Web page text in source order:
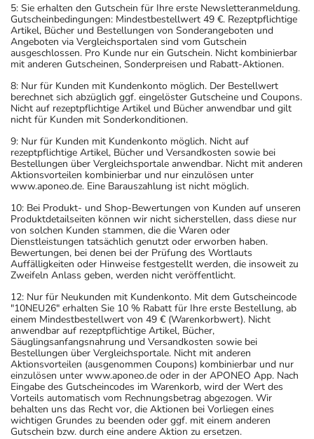
5: Sie erhalten den Gutschein für Ihre erste Newsletteranmeldung.
Gutscheinbedingungen: Mindestbestellwert 49 €. Rezeptpflichtige
Artikel, Bücher und Bestellungen von Sonderangeboten und
Angeboten via Vergleichsportalen sind vom Gutschein
ausgeschlossen. Pro Kunde nur ein Gutschein. Nicht kombinierbar
mit anderen Gutscheinen, Sonderpreisen und Rabatt-Aktionen.
8: Nur für Kunden mit Kundenkonto möglich. Der Bestellwert
berechnet sich abzüglich ggf. eingelöster Gutscheine und Coupons.
Nicht auf rezeptpflichtige Artikel und Bücher anwendbar und gilt
nicht für Kunden mit Sonderkonditionen.
9: Nur für Kunden mit Kundenkonto möglich. Nicht auf
rezeptpflichtige Artikel, Bücher und Versandkosten sowie bei
Bestellungen über Vergleichsportale anwendbar. Nicht mit anderen
Aktionsvorteilen kombinierbar und nur einzulösen unter
www.aponeo.de. Eine Barauszahlung ist nicht möglich.
10: Bei Produkt- und Shop-Bewertungen von Kunden auf unseren
Produktdetailseiten können wir nicht sicherstellen, dass diese nur
von solchen Kunden stammen, die die Waren oder
Dienstleistungen tatsächlich genutzt oder erworben haben.
Bewertungen, bei denen bei der Prüfung des Wortlauts
Auffälligkeiten oder Hinweise festgestellt werden, die insoweit zu
Zweifeln Anlass geben, werden nicht veröffentlicht.
12: Nur für Neukunden mit Kundenkonto. Mit dem Gutscheincode
"10NEU26" erhalten Sie 10 % Rabatt für Ihre erste Bestellung, ab
einem Mindestbestellwert von 49 € (Warenkorbwert). Nicht
anwendbar auf rezeptpflichtige Artikel, Bücher,
Säuglingsanfangsnahrung und Versandkosten sowie bei
Bestellungen über Vergleichsportale. Nicht mit anderen
Aktionsvorteilen (ausgenommen Coupons) kombinierbar und nur
einzulösen unter www.aponeo.de oder in der APONEO App. Nach
Eingabe des Gutscheincodes im Warenkorb, wird der Wert des
Vorteils automatisch vom Rechnungsbetrag abgezogen. Wir
behalten uns das Recht vor, die Aktionen bei Vorliegen eines
wichtigen Grundes zu beenden oder ggf. mit einem anderen
Gutschein bzw. durch eine andere Aktion zu ersetzen.